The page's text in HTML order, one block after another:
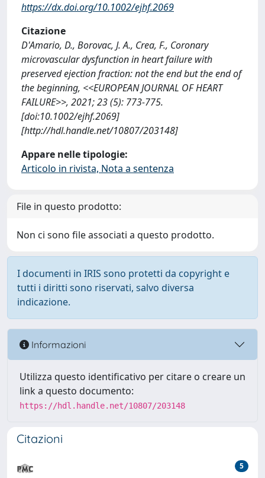
https://dx.doi.org/10.1002/ejhf.2069
Citazione
D'Amario, D., Borovac, J. A., Crea, F., Coronary
microvascular dysfunction in heart failure with
preserved ejection fraction: not the end but the end of
the beginning, <<EUROPEAN JOURNAL OF HEART
FAILURE>>, 2021; 23 (5): 773-775.
[doi:10.1002/ejhf.2069]
[http://hdl.handle.net/10807/203148]
Appare nelle tipologie:
Articolo in rivista, Nota a sentenza
File in questo prodotto:
Non ci sono file associati a questo prodotto.
I documenti in IRIS sono protetti da copyright e
tutti i diritti sono riservati, salvo diversa
indicazione.
Informazioni
Utilizza questo identificativo per citare o creare un
link a questo documento:
https://hdl.handle.net/10807/203148
Citazioni
5